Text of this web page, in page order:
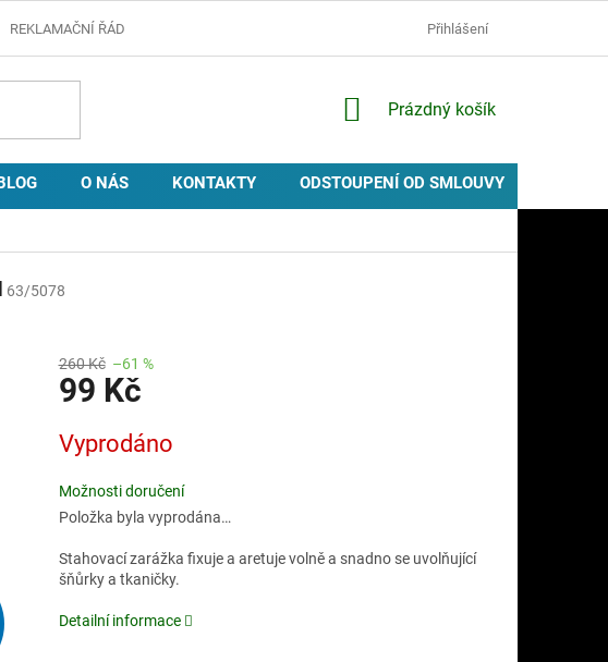
REKLAMAČNÍ ŘÁD ZÁSADY POUŽÍVÁNÍ COOKIES
Přihlášení
NÁKUPNÍ
Prázdný košík
O NÁS KONTAKTY ODSTOUPENÍ OD SMLOUVY
63/5078
260 Kč –61 %
99 Kč
cena:
Vyprodáno
Možnosti doručení
Položka byla vyprodána…
Stahovací zarážka fixuje a aretuje volně a snadno se uvolňující
šňůrky a tkaničky.
Detailní informace